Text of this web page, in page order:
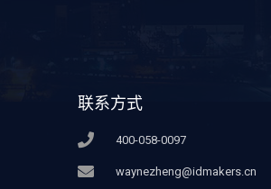
联系方式
400-058-0097
waynezheng@idmakers.cn